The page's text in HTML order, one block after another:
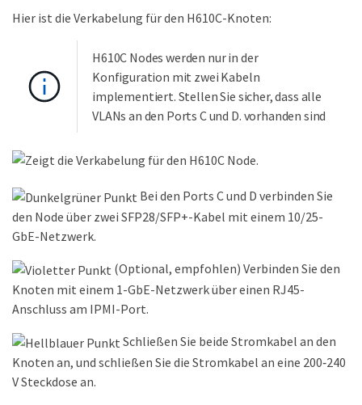
Hier ist die Verkabelung für den H610C-Knoten:
H610C Nodes werden nur in der
Konfiguration mit zwei Kabeln
implementiert. Stellen Sie sicher, dass alle
VLANs an den Ports C und D. vorhanden sind
Bei den Ports C und D verbinden Sie
den Node über zwei SFP28/SFP+-Kabel mit einem 10/25-
GbE-Netzwerk.
(Optional, empfohlen) Verbinden Sie den
Knoten mit einem 1-GbE-Netzwerk über einen RJ45-
Anschluss am IPMI-Port.
Schließen Sie beide Stromkabel an den
Knoten an, und schließen Sie die Stromkabel an eine 200‐240
V Steckdose an.